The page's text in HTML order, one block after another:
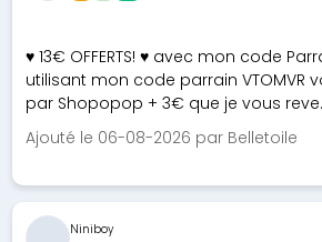
♥ 13€ OFFERTS! ♥ avec mon code
utilisant mon code parrain VTOMVR
par Shopopop + 3€ que je vous
Ajouté le 06-08-2026 par Belletoile
Niniboy